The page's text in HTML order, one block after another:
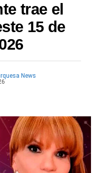
trae el
15 de
News